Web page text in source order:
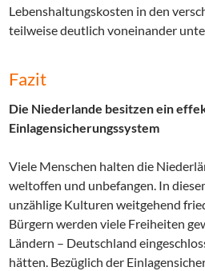
Lebenshaltungskosten in den
teilweise deutlich voneinander
Fazit
Die Niederlande besitzen ein
Einlagensicherungssystem
Viele Menschen halten die
weltoffen und unbefangen. In
unzählige Kulturen weitgehend
Bürgern werden viele Freiheiten
Ländern – Deutschland
hätten. Bezüglich der